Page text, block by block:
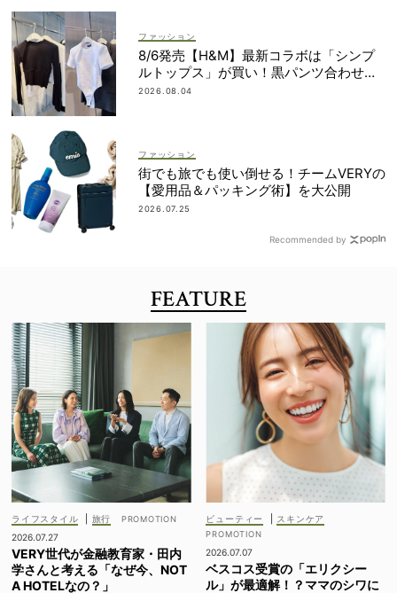
ファッション
8/6発売【H&M】最新コラボは「シンプ
ルトップス」が買い！黒パンツ合わせも
即サマ見え
2026.08.04
ファッション
街でも旅でも使い倒せる！チームVERYの
【愛用品＆パッキング術】を大公開
2026.07.25
Recommended by
FEATURE
ライフスタイル
旅行
2026.07.27
VERY世代が金融教育家・田内
学さんと考える「なぜ今、NOT
A HOTELなの？」
ビューティー スキンケア
2026.07.07
ベスコス受賞の「エリクシー
ル」が最適解！？ママのシワに